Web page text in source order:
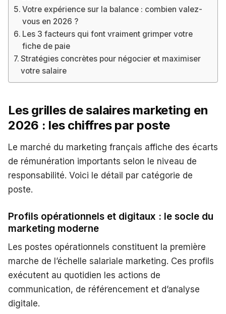
Votre expérience sur la balance : combien valez-
vous en 2026 ?
Les 3 facteurs qui font vraiment grimper votre
fiche de paie
Stratégies concrètes pour négocier et maximiser
votre salaire
Les grilles de salaires marketing en
2026 : les chiffres par poste
Le marché du marketing français affiche des écarts
de rémunération importants selon le niveau de
responsabilité. Voici le détail par catégorie de
poste.
Profils opérationnels et digitaux : le socle du
marketing moderne
Les postes opérationnels constituent la première
marche de l’échelle salariale marketing. Ces profils
exécutent au quotidien les actions de
communication, de référencement et d’analyse
digitale.